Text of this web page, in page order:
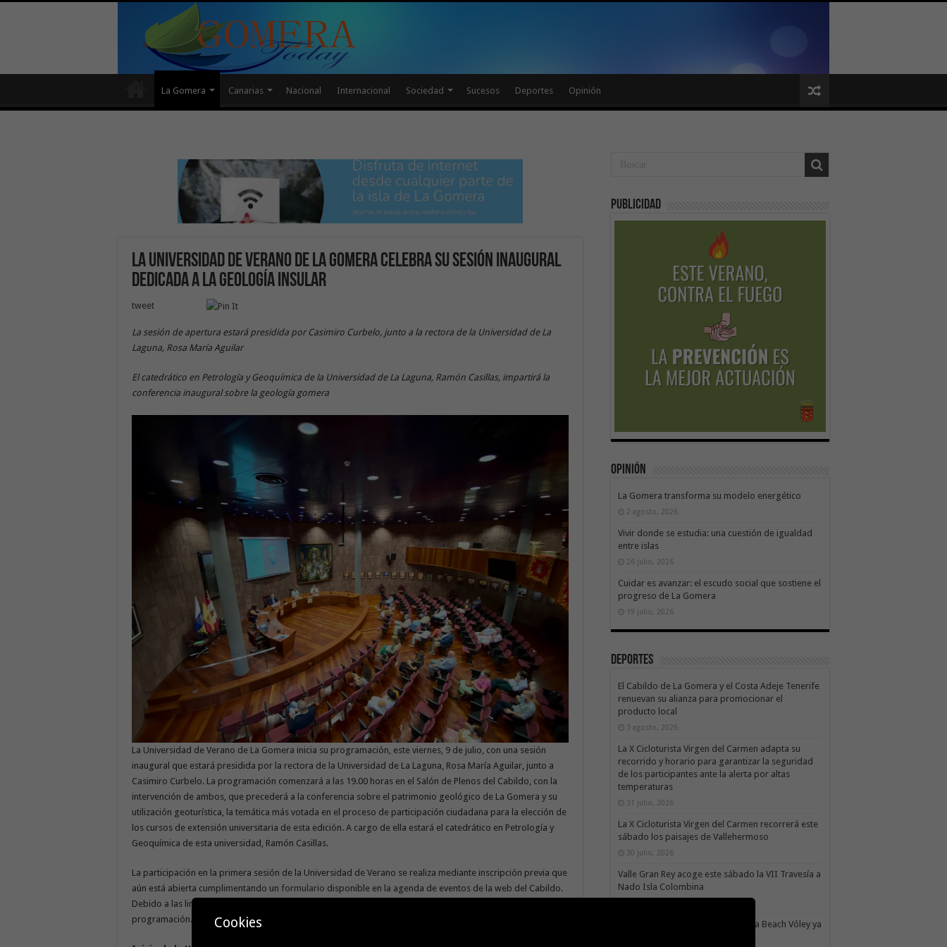
La Gomera Canarias Nacional Internacional Sociedad Sucesos Deportes Opinión
La Universidad de Verano de La Gomera celebra su sesión inaugural
dedicada a la geología insular
tweet
La sesión de apertura estará presidida por Casimiro Curbelo, junto a la rectora de la Universidad de La
Laguna, Rosa María Aguilar
El catedrático en Petrología y Geoquímica de la Universidad de La Laguna, Ramón Casillas, impartirá la
conferencia inaugural sobre la geología gomera
La Universidad de Verano de La Gomera inicia su programación, este viernes, 9 de julio, con una sesión
inaugural que estará presidida por la rectora de la Universidad de La Laguna, Rosa María Aguilar, junto a
Casimiro Curbelo. La programación comenzará a las 19.00 horas en el Salón de Plenos del Cabildo, con la
intervención de ambos, que precederá a la conferencia sobre el patrimonio geológico de La Gomera y su
utilización geoturística, la temática más votada en el proceso de participación ciudadana para la elección de
los cursos de extensión universitaria de esta edición. A cargo de ella estará el catedrático en Petrología y
Geoquímica de esta universidad, Ramón Casillas.
La participación en la primera sesión de la Universidad de Verano se realiza mediante inscripción previa que
aún está abierta cumplimentando un formulario disponible en la agenda de eventos de la web del Cabildo.
Debido a las limitaciones por las medidas sanitarias, es obligatorio realizar este trámite para acceder a la
programación.
Publicidad
Opinión
La Gomera transforma su modelo energético
2 agosto, 2026
Vivir donde se estudia: una cuestión de igualdad
entre islas
26 julio, 2026
Cuidar es avanzar: el escudo social que sostiene el
progreso de La Gomera
19 julio, 2026
Deportes
El Cabildo de La Gomera y el Costa Adeje Tenerife
renuevan su alianza para promocionar el
producto local
3 agosto, 2026
La X Cicloturista Virgen del Carmen adapta su
recorrido y horario para garantizar la seguridad
de los participantes ante la alerta por altas
temperaturas
31 julio, 2026
La X Cicloturista Virgen del Carmen recorrerá este
sábado los paisajes de Vallehermoso
30 julio, 2026
Valle Gran Rey acoge este sábado la VII Travesía a
Nado Isla Colombina
El II torneo Autonómico Gomahara Beach Vóley ya
Cookies